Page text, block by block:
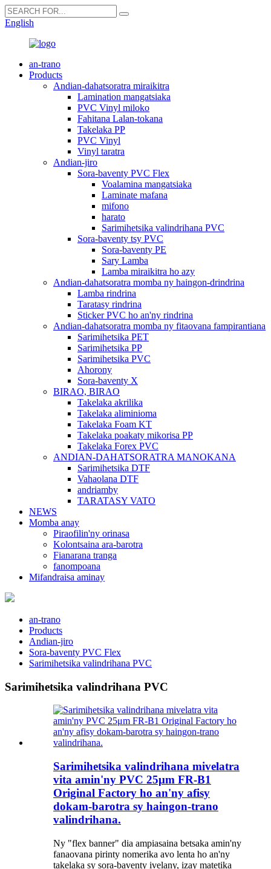
English
an-trano
Products
Andian-dahatsoratra miraikitra
Lamination mangatsiaka
PVC Vinyl miloko
Fahitana Lalan-tokana
Takelaka PP
PVC Vinyl
Vinyl taratra
Andian-jiro
Sora-baventy PVC Flex
Voalamina mangatsiaka
Laminate mafana
mifono
harato
Sarimihetsika valindrihana PVC
Sora-baventy tsy PVC
Sora-baventy PE
Sary Lamba
Lamba miraikitra ho azy
Andian-dahatsoratra momba ny haingon-drindrina
Lamba rindrina
Taratasy rindrina
Sticker PVC ho an'ny rindrina
Andian-dahatsoratra momba ny fitaovana fampirantiana
Sarimihetsika PET
Sarimihetsika PP
Sarimihetsika PVC
Ahorony
Sora-baventy X
BIRAO, BIRAO
Takelaka akrilika
Takelaka aliminioma
Takelaka Foam KT
Takelaka poakaty mikorisa PP
Takelaka Forex PVC
ANDIAN-DAHATSORATRA MANOKANA
Sarimihetsika DTF
Vahaolana DTF
andriamby
TARATASY VATO
NEWS
Momba anay
Piraofilin'ny orinasa
Kolontsaina ara-barotra
Fianarana tranga
fanompoana
Mifandraisa aminay
an-trano
Products
Andian-jiro
Sora-baventy PVC Flex
Sarimihetsika valindrihana PVC
Sarimihetsika valindrihana PVC
Sarimihetsika valindrihana mivelatra
vita amin'ny PVC 25μm FR-B1
Original Factory ho an'ny afisy
dokam-barotra sy haingon-trano
valindrihana.
Ny "flex banner" dia ampiasaina betsaka amin'ny
fanaovana pirinty nomerika avo lenta ho an'ny
takelaka sy sora-baventy ivelany, izay matetika